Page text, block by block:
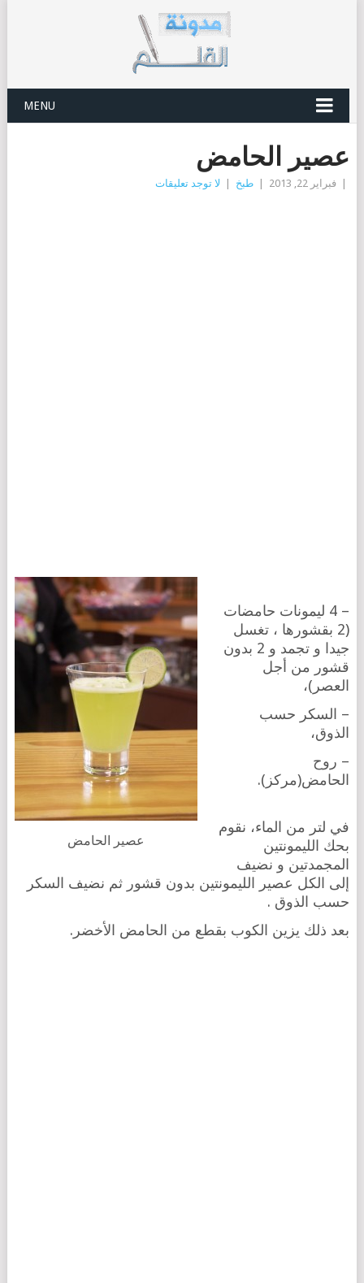
MENU
عصير الحامض
فبراير 22, 2013 طبخ لا توجد تعليقات
عصير الحامض
– 4 ليمونات حامضات
(2 بقشورها ، تغسل
جيدا و تجمد و 2 بدون
قشور من أجل
العصر)،
– السكر حسب
الذوق،
– روح
الحامض(مركز).
في لتر من الماء، نقوم
بحك الليمونتين
المجمدتين و نضيف
إلى الكل عصير الليمونتين بدون قشور ثم نضيف السكر
حسب الذوق .
بعد ذلك يزين الكوب بقطع من الحامض الأخضر.